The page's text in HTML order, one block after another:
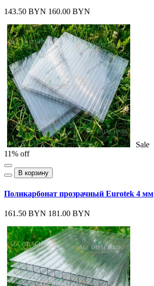
143.50 BYN 160.00 BYN
Sale
11% off
В корзину
Поликарбонат прозрачный Eurotek 4 мм
161.50 BYN 181.00 BYN